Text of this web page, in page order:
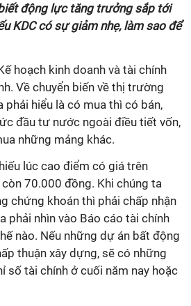
động lực tăng trưởng sắp tới
KDC có sự giảm nhẹ, làm sao để
hoạch kinh doanh và tài chính
Về chuyển biến về thị trường
phải hiểu là có mua thì có bán,
đầu tư nước ngoài điều tiết vốn,
những mảng khác.
lúc cao điểm có giá trên
70.000 đồng. Khi chúng ta
chứng khoán thì phải chấp nhận
phải nhìn vào Báo cáo tài chính
nào. Nếu những dự án bất động
thuận xây dựng, sẽ có những
số tài chính ở cuối năm nay hoặc